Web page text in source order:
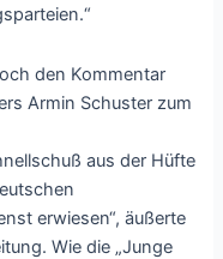
den Kommentar
Armin Schuster zum
aus der Hüfte
erwiesen“, äußerte
Wie die „Junge